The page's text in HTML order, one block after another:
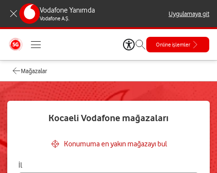
Vodafone Yanımda
Vodafone A.Ş.
Uygulamaya git
Online işlemler
Mağazalar
Kocaeli Vodafone mağazaları
Konumuma en yakın mağazayı bul
İl